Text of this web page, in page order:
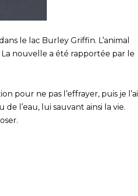
le lac Burley Griffin. L’animal
nouvelle a été rapportée par le
pour ne pas l’effrayer, puis je l’ai
l’eau, lui sauvant ainsi la vie.